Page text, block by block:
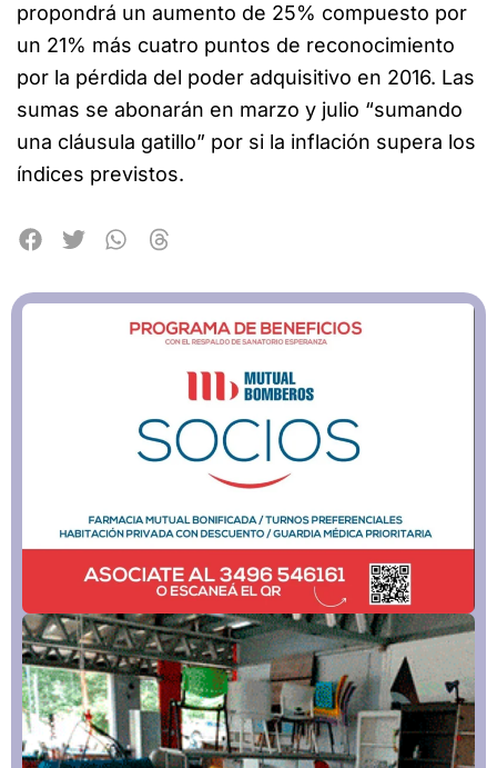
propondrá un aumento de 25% compuesto por
un 21% más cuatro puntos de reconocimiento
por la pérdida del poder adquisitivo en 2016. Las
sumas se abonarán en marzo y julio “sumando
una cláusula gatillo” por si la inflación supera los
índices previstos.